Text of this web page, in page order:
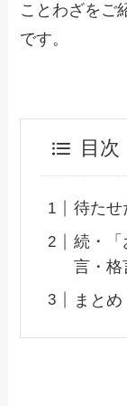
ことわざをご
です。
目次
待たせ
続・「
言・格
まとめ